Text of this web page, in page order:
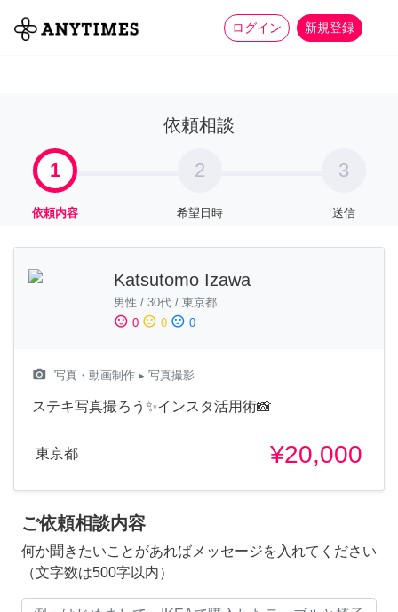
ログイン 新規登録
全て 家事 more_horiz
依頼相談
1
依頼内容
2
希望日時
3
送信
Katsutomo Izawa
男性 / 30代 / 東京都
sentiment_satisfied 0 sentiment_neutral 0 sentiment_dissatisfied 0
camera_alt 写真・動画制作 ▸ 写真撮影
ステキ写真撮ろう✨インスタ活用術📸
東京都 ¥20,000
ご依頼相談内容
何か聞きたいことがあればメッセージを入れてください
（文字数は500字以内）